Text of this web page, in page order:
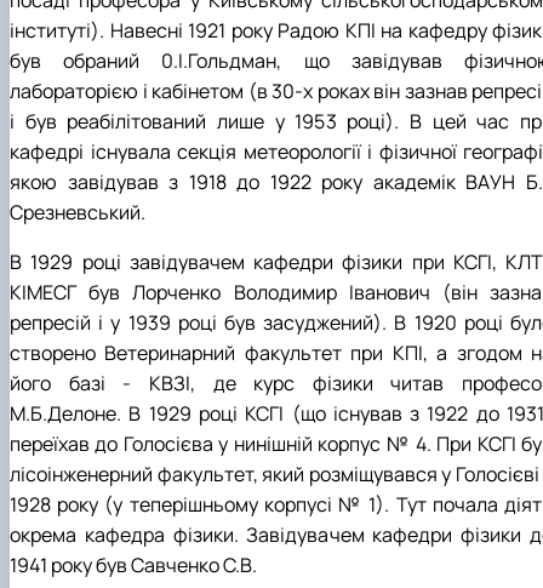
інституті). Навесні 1921 року Радою КПІ на кафедру
був обраний 0.І.Гольдман, що завідував
лабораторією і кабінетом (в 30-х роках він зазнав
і був реабілітований лише у 1953 році). В цей час
кафедрі існувала секція метеорології і фізичної
якою завідував з 1918 до 1922 року академік ВАУН
Срезневський.
В 1929 році завідувачем кафедри фізики при КСГІ,
КІМЕСГ був Лорченко Володимир Іванович (він
репресій і у 1939 році був засуджений). В 1920 році
створено Ветеринарний факультет при КПІ, а згодом
його базі - КВЗІ, де курс фізики читав
М.Б.Делоне. В 1929 році КСГІ (що існував з 1922 до
переїхав до Голосієва у нинішній корпус № 4. При КСГІ
лісоінженерний факультет, який розміщувався у Голосієві
1928 року (у теперішньому корпусі № 1). Тут почала
окрема кафедра фізики. Завідувачем кафедри фізики
1941 року був Савченко С.В.